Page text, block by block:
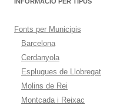
Fonts per Municipis
Barcelona
Cerdanyola
Esplugues de Llobregat
Molins de Rei
Montcada i Reixac